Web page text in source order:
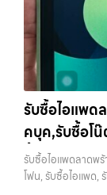
ไม่ได้ขึ้นอยู่แค่ยี่ห้อ
การขายของคุณ เรา
แจ้งวัฒนะ, บางแค,
เสนานิคม, วังหิน อ
“รับซื้อโทรศัพท์มือสอ
กรุงเทพถึงที่”, หรื
เพราะบริการของเ
กว่า เลือกเราแล้ว
อำนวยความสะดว
ทั้งหมดนี้เพื่อให้การ
และคุ้มค่ากว่า ทำไ
กับการ รับซื้อไอโ
มือถือ.com” เว็บไซ
Samsung, iPad,
ครอบคลุมพื้นที่ ลาด
รามอินทรา และเข
แท็บเล็ต และอุปก
ใช้แล้วอาจกลายเป็น
เป็นทางเลือกให้คุณ
ทันที ด้วยบริการ รั
รับซื้อโน๊ตบุ๊ค, รับซื้อ
วงจร ไม่ว่าคุณจะอ
รับซื้อไอแพด
คบุค,รับซื้อโ
ซื้อมือถือ หรื
กรุงเทพ และ
รับซื้อไอแพดลาดพร้
โฟน, รับซื้อไอแพด,